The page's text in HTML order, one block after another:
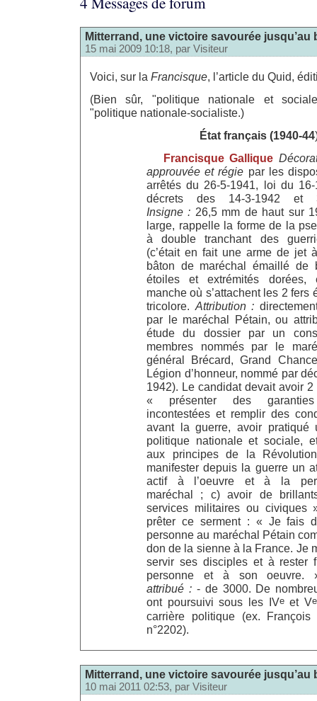
Mitterrand, une victoire savourée jusqu’au
15 mai 2009 10:18, par Visiteur
Voici, sur la Francisque, l’article du Quid,
(Bien sûr, "politique nationale et
"politique nationale-socialiste.)
État français (1940-44
Francisque Gallique
approuvée et régie par les
arrêtés du 26-5-1941, loi du
décrets des 14-3-1942 et
Insigne : 26,5 mm de haut sur
large, rappelle la forme de la
à double tranchant des
(c’était en fait une arme de jet
bâton de maréchal émaillé de
étoiles et extrémités
manche où s’attachent les 2 fers
tricolore. Attribution :
par le maréchal Pétain, ou
étude du dossier par un
membres nommés par le
général Brécard, Grand
Légion d’honneur, nommé par
1942). Le candidat devait avoir 2
« présenter des
incontestées et remplir des
avant la guerre, avoir pratiqué
politique nationale et sociale,
aux principes de la
manifester depuis la guerre un
actif à l’oeuvre et à la
maréchal ; c) avoir de
services militaires ou civiques
prêter ce serment : « Je fais
personne au maréchal Pétain
don de la sienne à la France. Je
servir ses disciples et à rester
personne et à son
attribué :- de 3000. De
ont poursuivi sous les IVeet Ve
carrière politique (ex. François
n°2202).
Mitterrand, une victoire savourée jusqu’au
10 mai 2011 02:53, par Visiteur